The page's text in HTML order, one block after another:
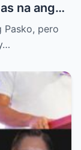
na ang
Pasko, pero